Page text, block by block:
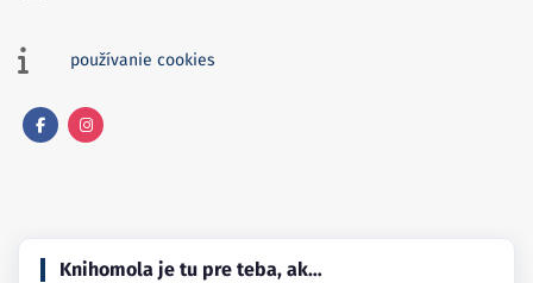
používanie cookies
Knihomola je tu pre teba, ak…